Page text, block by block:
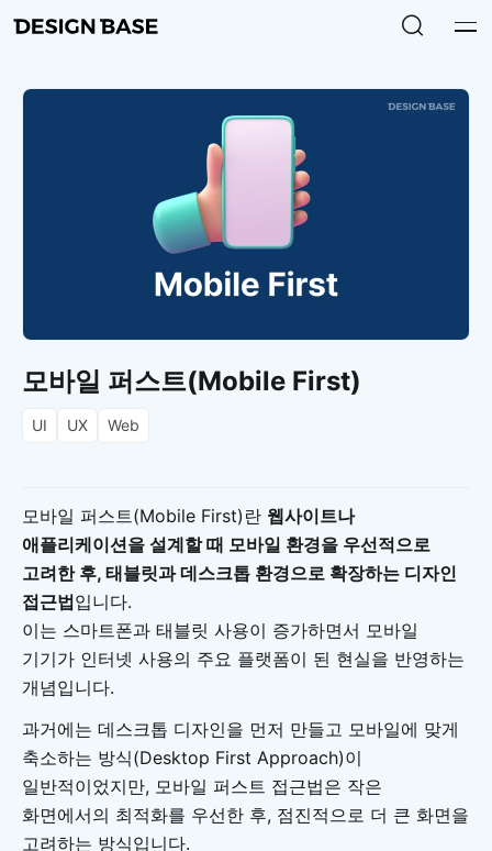
모바일 퍼스트(Mobile First)
UI UX Web
모바일 퍼스트(Mobile First)란 웹사이트나
애플리케이션을 설계할 때 모바일 환경을 우선적으로
고려한 후, 태블릿과 데스크톱 환경으로 확장하는 디자인
접근법입니다.
이는 스마트폰과 태블릿 사용이 증가하면서 모바일
기기가 인터넷 사용의 주요 플랫폼이 된 현실을 반영하는
개념입니다.
과거에는 데스크톱 디자인을 먼저 만들고 모바일에 맞게
축소하는 방식(Desktop First Approach)이
일반적이었지만, 모바일 퍼스트 접근법은 작은
화면에서의 최적화를 우선한 후, 점진적으로 더 큰 화면을
고려하는 방식입니다.